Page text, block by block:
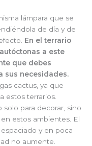
lámpara que se
de día y de
En el terrario
a este
que debes
sus necesidades.
cactus, ya que
estos terrarios.
solo para decorar, sino
estos ambientes. El
y en poca
no aumente.